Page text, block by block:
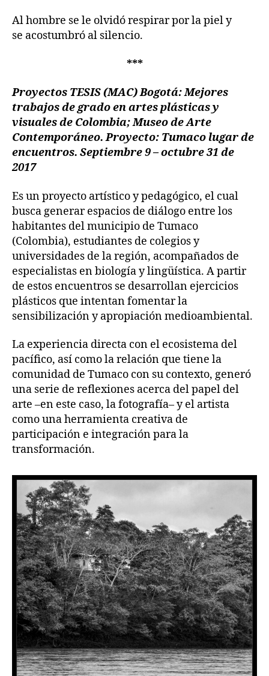
Al hombre se le olvidó respirar por la piel y
se acostumbró al silencio.
***
Proyectos TESIS (MAC) Bogotá: Mejores
trabajos de grado en artes plásticas y
visuales de Colombia; Museo de Arte
Contemporáneo. Proyecto: Tumaco lugar de
encuentros. Septiembre 9 – octubre 31 de
2017
Es un proyecto artístico y pedagógico, el cual
busca generar espacios de diálogo entre los
habitantes del municipio de Tumaco
(Colombia), estudiantes de colegios y
universidades de la región, acompañados de
especialistas en biología y lingüística. A partir
de estos encuentros se desarrollan ejercicios
plásticos que intentan fomentar la
sensibilización y apropiación medioambiental.
La experiencia directa con el ecosistema del
pacífico, así como la relación que tiene la
comunidad de Tumaco con su contexto, generó
una serie de reflexiones acerca del papel del
arte –en este caso, la fotografía– y el artista
como una herramienta creativa de
participación e integración para la
transformación.